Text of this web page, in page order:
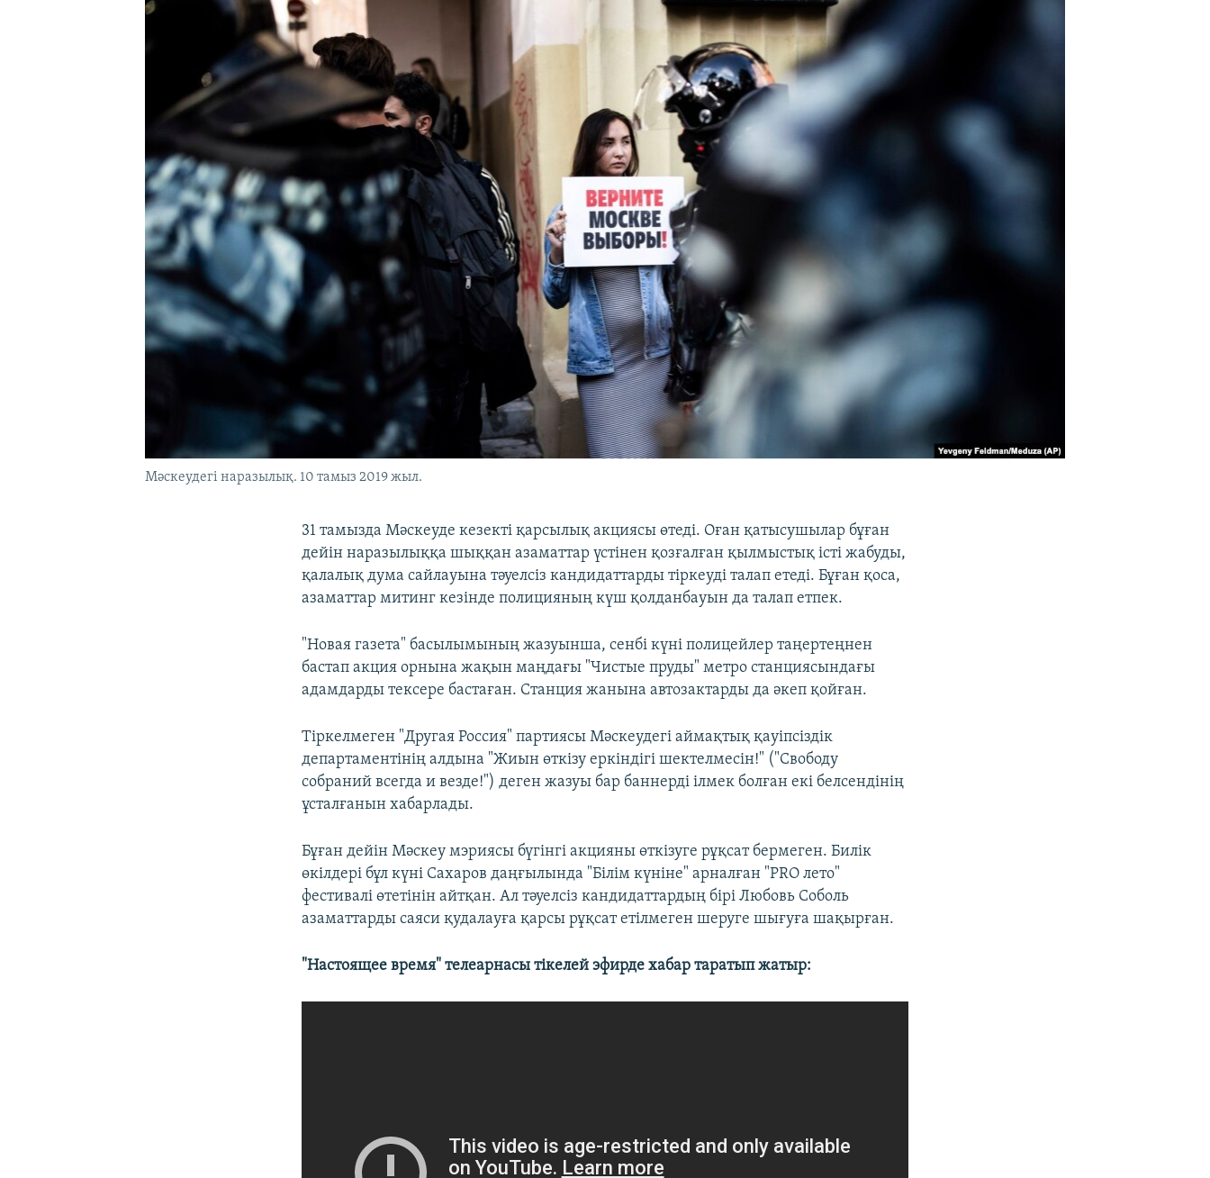
Мәскеудегі наразылық. 10 тамыз 2019 жыл.
31 тамызда Мәскеуде кезекті қарсылық акциясы өтеді. Оған қатысушылар бұған
дейін наразылыққа шыққан азаматтар үстінен қозғалған қылмыстық істі жабуды,
қалалық дума сайлауына тәуелсіз кандидаттарды тіркеуді талап етеді. Бұған қоса,
азаматтар митинг кезінде полицияның күш қолданбауын да талап етпек.
"Новая газета" басылымының жазуынша, сенбі күні полицейлер таңертеңнен
бастап акция орнына жақын маңдағы "Чистые пруды" метро станциясындағы
адамдарды тексере бастаған. Станция жанына автозактарды да әкеп қойған.
Тіркелмеген "Другая Россия" партиясы Мәскеудегі аймақтық қауіпсіздік
департаментінің алдына "Жиын өткізу еркіндігі шектелмесін!" ("Свободу
собраний всегда и везде!") деген жазуы бар баннерді ілмек болған екі белсендінің
ұсталғанын хабарлады.
Бұған дейін Мәскеу мэриясы бүгінгі акцияны өткізуге рұқсат бермеген. Билік
өкілдері бұл күні Сахаров даңғылында "Білім күніне" арналған "PRO лето"
фестивалі өтетінін айтқан. Ал тәуелсіз кандидаттардың бірі Любовь Соболь
азаматтарды саяси қудалауға қарсы рұқсат етілмеген шеруге шығуға шақырған.
"Настоящее время" телеарнасы тікелей эфирде хабар таратып жатыр: